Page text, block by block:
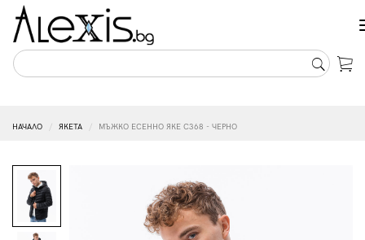
НАЧАЛО ЯКЕТА МЪЖКО ЕСЕННО ЯКЕ C368 - ЧЕРНО